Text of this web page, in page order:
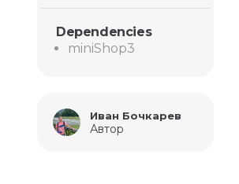
Dependencies
miniShop3
Иван Бочкарев
Автор